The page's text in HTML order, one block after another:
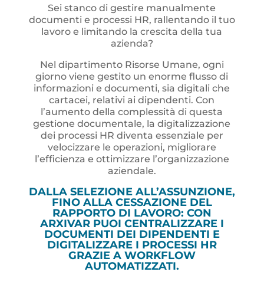
Sei stanco di gestire manualmente
documenti e processi HR, rallentando il tuo
lavoro e limitando la crescita della tua
azienda?
Nel dipartimento Risorse Umane, ogni
giorno viene gestito un enorme flusso di
informazioni e documenti, sia digitali che
cartacei, relativi ai dipendenti. Con
l’aumento della complessità di questa
gestione documentale, la digitalizzazione
dei processi HR diventa essenziale per
velocizzare le operazioni, migliorare
l’efficienza e ottimizzare l’organizzazione
aziendale.
DALLA SELEZIONE ALL’ASSUNZIONE,
FINO ALLA CESSAZIONE DEL
RAPPORTO DI LAVORO: CON
ARXIVAR PUOI CENTRALIZZARE I
DOCUMENTI DEI DIPENDENTI E
DIGITALIZZARE I PROCESSI HR
GRAZIE A WORKFLOW
AUTOMATIZZATI.